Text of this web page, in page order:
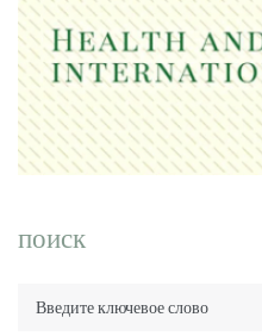
поиск
Введите
ключевое